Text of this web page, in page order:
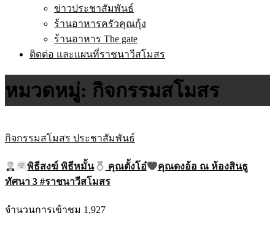
ข่าวประชาสัมพันธ์
ร้านอาหารครัวคุณกุ้ง
ร้านอาหาร The gate
ติดต่อ และแผนที่ราชนาวีสโมสร
หมวดหมู่: กิจกรรมสโมสร
กิจกรรมสโมสร ประชาสัมพันธ์
พิธีสงฆ์ พิธีหมั้น คุณตั้งโอ๋
คุณดงอ้อ ณ ห้องสินธู
ทัศนา 3 #ราชนาวีสโมสร
จำนวนการเข้าชม 1,927